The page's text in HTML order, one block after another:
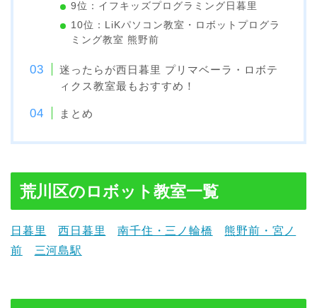
9位：イフキッズプログラミング日暮里
10位：LiKパソコン教室・ロボットプログラ
ミング教室 熊野前
迷ったらが西日暮里 プリマベーラ・ロボテ
ィクス教室最もおすすめ！
まとめ
荒川区のロボット教室一覧
日暮里 西日暮里 南千住・三ノ輪橋
熊野前・宮ノ
前
三河島駅